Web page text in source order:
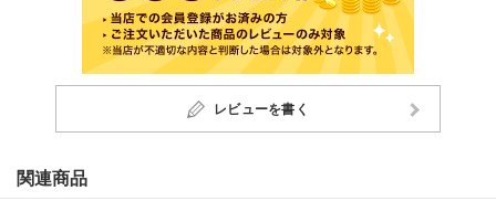
レビューを書く
関連商品